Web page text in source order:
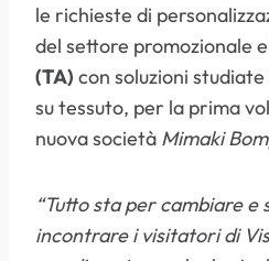
le richieste di
del settore promozionale e
(TA) con soluzioni
su tessuto, per la prima
nuova società Mimaki
“Tutto sta per cambiare e
incontrare i visitatori di